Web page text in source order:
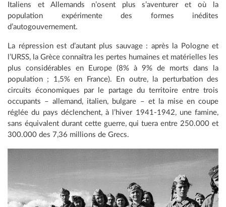
Italiens et Allemands n’osent plus s’aventurer et où la
population expérimente des formes inédites
d’autogouvernement.
La répression est d’autant plus sauvage : après la Pologne et
l’URSS, la Grèce connaîtra les pertes humaines et matérielles les
plus considérables en Europe (8% à 9% de morts dans la
population ; 1,5% en France). En outre, la perturbation des
circuits économiques par le partage du territoire entre trois
occupants – allemand, italien, bulgare – et la mise en coupe
réglée du pays déclenchent, à l’hiver 1941-1942, une famine,
sans équivalent durant cette guerre, qui tuera entre 250.000 et
300.000 des 7,36 millions de Grecs.